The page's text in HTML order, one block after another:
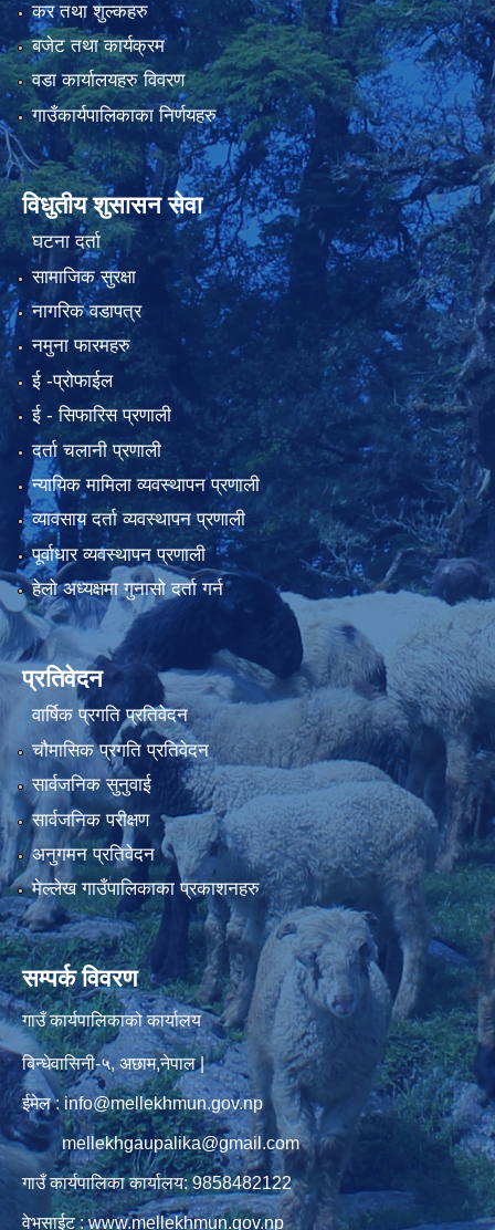
कर तथा शुल्कहरु
बजेट तथा कार्यक्रम
वडा कार्यालयहरु विवरण
गाउँकार्यपालिकाका निर्णयहरु
विधुतीय शुसासन सेवा
घटना दर्ता
सामाजिक सुरक्षा
नागरिक वडापत्र
नमुना फारमहरु
ई -प्रोफाईल
ई‍ - सिफारिस प्रणाली
दर्ता चलानी प्रणाली
न्यायिक मामिला व्यवस्थापन प्रणाली
व्यावसाय दर्ता व्यवस्थापन प्रणाली
पूर्वाधार व्यवस्थापन प्रणाली
हेलो अध्यक्षमा गुनासो दर्ता गर्न
प्रतिवेदन
वार्षिक प्रगति प्रतिवेदन
चौमासिक प्रगति प्रतिवेदन
सार्वजनिक सुनुवाई
सार्वजनिक परीक्षण
अनुगमन प्रतिवेदन
मेल्लेख गाउँपालिकाका प्रकाशनहरु
सम्पर्क विवरण
गाउँ कार्यपालिकाको कार्यालय
बिन्धेवासिनी-५, अछाम,नेपाल |
ईमेल : info@mellekhmun.gov.np
mellekhgaupalika@gmail.com
गाउँ कार्यपालिका कार्यालय: 9858482122
वेभसाईट : www.mellekhmun.gov.np